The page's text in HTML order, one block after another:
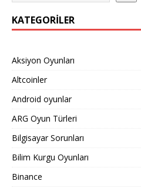
KATEGORILER
Aksiyon Oyunları
Altcoinler
Android oyunlar
ARG Oyun Türleri
Bilgisayar Sorunları
Bilim Kurgu Oyunları
Binance